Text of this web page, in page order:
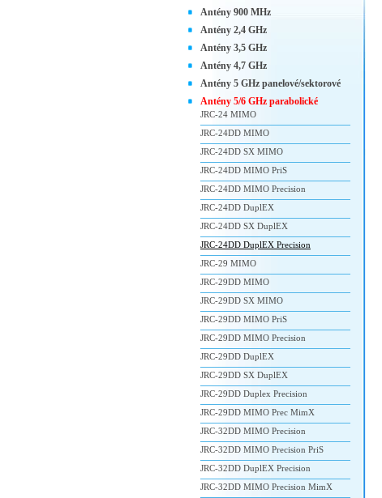
Antény 900 MHz
Antény 2,4 GHz
Antény 3,5 GHz
Antény 4,7 GHz
Antény 5 GHz panelové/sektorové
Antény 5/6 GHz parabolické
JRC-24 MIMO
JRC-24DD MIMO
JRC-24DD SX MIMO
JRC-24DD MIMO PriS
JRC-24DD MIMO Precision
JRC-24DD DuplEX
JRC-24DD SX DuplEX
JRC-24DD DuplEX Precision
JRC-29 MIMO
JRC-29DD MIMO
JRC-29DD SX MIMO
JRC-29DD MIMO PriS
JRC-29DD MIMO Precision
JRC-29DD DuplEX
JRC-29DD SX DuplEX
JRC-29DD Duplex Precision
JRC-29DD MIMO Prec MimX
JRC-32DD MIMO Precision
JRC-32DD MIMO Precision PriS
JRC-32DD DuplEX Precision
JRC-32DD MIMO Precision MimX